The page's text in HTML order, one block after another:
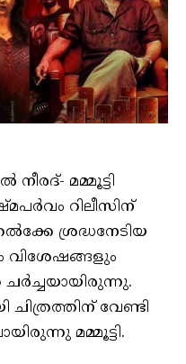
മമ്മൂട്ടി
റിലീസിന്
ശ്രദ്ധനേടിയ
വിശേഷങ്ങളും
വേണ്ടി
മമ്മൂട്ടി.